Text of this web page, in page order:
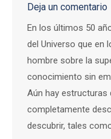
Deja un comentario
En los últimos 50
del Universo que en
hombre sobre la
conocimiento sin
Aún hay estructuras
completamente
descubrir, tales